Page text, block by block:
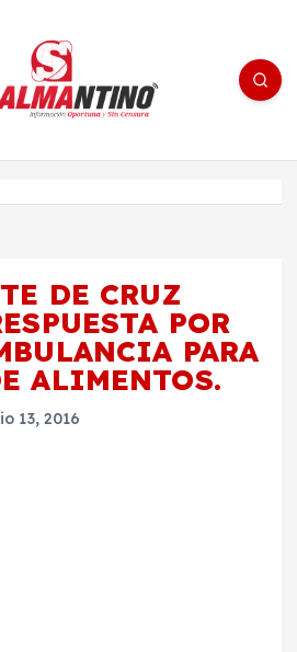
- medios/noticias/editorial
DE CRUZ
POR
PARA
ALIMENTOS.
13, 2016